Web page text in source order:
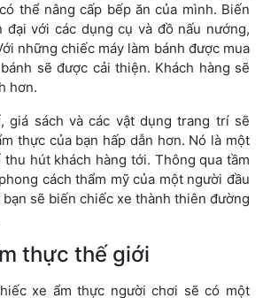
thể nâng cấp bếp ăn của mình. Biến
với các dụng cụ và đồ nấu nướng,
những chiếc máy làm bánh được mua
sẽ được cải thiện. Khách hàng sẽ
hơn.
giá sách và các vật dụng trang trí sẽ
thực của bạn hấp dẫn hơn. Nó là một
hút khách hàng tới. Thông qua tầm
cách thẩm mỹ của một người đầu
sẽ biến chiếc xe thành thiên đường
thực thế giới
xe ẩm thực người chơi sẽ có một